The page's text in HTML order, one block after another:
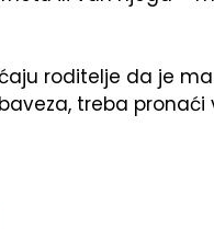
roditelje da je
treba